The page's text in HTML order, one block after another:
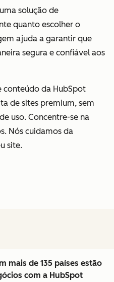
solução de
quanto escolher o
ajuda a garantir que
segura e confiável aos
da HubSpot
de sites premium, sem
uso. Concentre-se na
Nós cuidamos da
site.
mais de 135 países estão
com a HubSpot